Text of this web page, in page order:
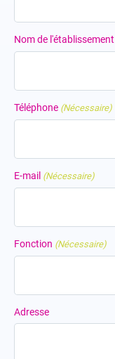
Nom de
Téléphone (Nécessaire)
E-mail (Nécessaire)
Fonction (Nécessaire)
Adresse